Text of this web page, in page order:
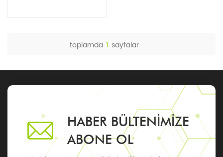
toplamda 1 sayfalar
HABER BÜLTENIMIZE
ABONE OL